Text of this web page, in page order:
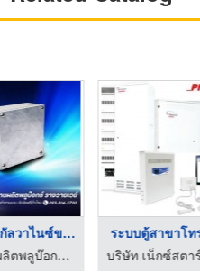
พูลบ๊อกซ์กัลวาไนซ์ขน ...
โรงงานผลิตพลูบ๊อกซ์ - ส.ศักดินันท์
ระบบตู้สาขาโท